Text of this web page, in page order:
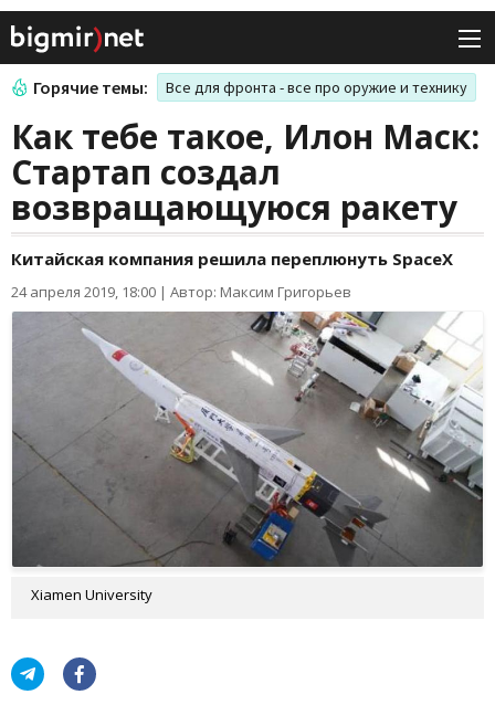
Горячие темы: Все для фронта - все про оружие и технику
Как тебе такое, Илон Маск:
Стартап создал
возвращающуюся ракету
Китайская компания решила переплюнуть SpaceX
24 апреля 2019, 18:00 | Автор: Максим Григорьев
Xiamen University